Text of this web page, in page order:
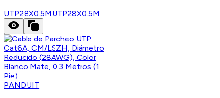
UTP28X0.5M UTP28X0.5M
PANDUIT